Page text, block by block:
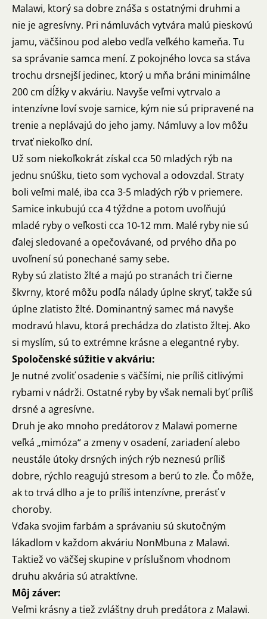
Malawi, ktorý sa dobre znáša s ostatnými druhmi a
nie je agresívny. Pri námluvách vytvára malú pieskovú
jamu, väčšinou pod alebo vedľa veľkého kameňa. Tu
sa správanie samca mení. Z pokojného lovca sa stáva
trochu drsnejší jedinec, ktorý u mňa bráni minimálne
200 cm dĺžky v akváriu. Navyše veľmi vytrvalo a
intenzívne loví svoje samice, kým nie sú pripravené na
trenie a neplávajú do jeho jamy. Námluvy a lov môžu
trvať niekoľko dní.
Už som niekoľkokrát získal cca 50 mladých rýb na
jednu snúšku, tieto som vychoval a odovzdal. Straty
boli veľmi malé, iba cca 3-5 mladých rýb v priemere.
Samice inkubujú cca 4 týždne a potom uvoľňujú
mladé ryby o veľkosti cca 10-12 mm. Malé ryby nie sú
ďalej sledované a opečovávané, od prvého dňa po
uvoľnení sú ponechané samy sebe.
Ryby sú zlatisto žlté a majú po stranách tri čierne
škvrny, ktoré môžu podľa nálady úplne skryť, takže sú
úplne zlatisto žlté. Dominantný samec má navyše
modravú hlavu, ktorá prechádza do zlatisto žltej. Ako
si myslím, sú to extrémne krásne a elegantné ryby.
Spoločenské súžitie v akváriu:
Je nutné zvoliť osadenie s väčšími, nie príliš citlivými
rybami v nádrži. Ostatné ryby by však nemali byť príliš
drsné a agresívne.
Druh je ako mnoho predátorov z Malawi pomerne
veľká „mimóza“ a zmeny v osadení, zariadení alebo
neustále útoky drsných iných rýb neznesú príliš
dobre, rýchlo reagujú stresom a berú to zle. Čo môže,
ak to trvá dlho a je to príliš intenzívne, prerásť v
choroby.
Vďaka svojim farbám a správaniu sú skutočným
lákadlom v každom akváriu NonMbuna z Malawi.
Taktiež vo väčšej skupine v príslušnom vhodnom
druhu akvária sú atraktívne.
Môj záver:
Veľmi krásny a tiež zvláštny druh predátora z Malawi.